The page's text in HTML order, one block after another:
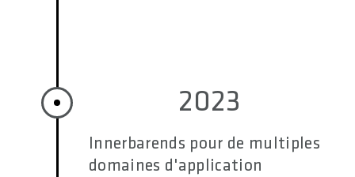
2023
Innerbarends pour de multiples
domaines d'application